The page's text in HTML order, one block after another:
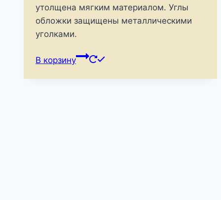
утолщена мягким материалом. Углы
обложки защищены металлическими
уголками.
В корзину